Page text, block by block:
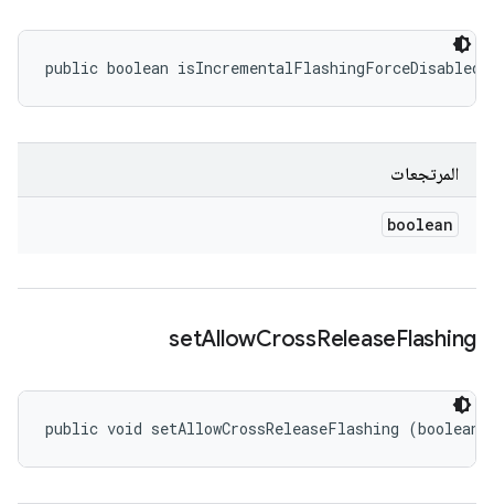
public boolean
المرتجعات
boolean
setAllowCrossReleaseFlashing
public void setAllowCrossReleaseFlashing (boolean